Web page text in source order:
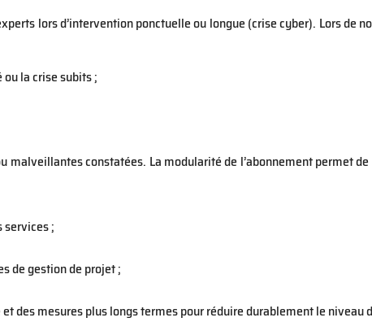
lors d’intervention ponctuelle ou longue (crise cyber). Lors de
la crise subits ;
malveillantes constatées. La modularité de l’abonnement permet
;
de gestion de projet ;
des mesures plus longs termes pour réduire durablement le niveau